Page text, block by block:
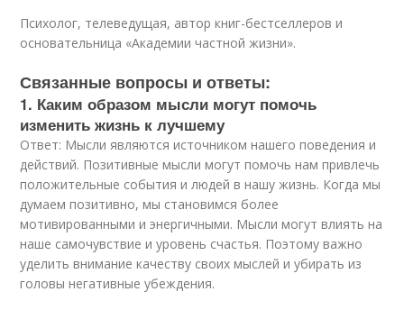
Психолог, телеведущая, автор книг-бестселлеров и
основательница «Академии частной жизни».
Связанные вопросы и ответы:
1. Каким образом мысли могут помочь
изменить жизнь к лучшему
Ответ: Мысли являются источником нашего поведения и
действий. Позитивные мысли могут помочь нам привлечь
положительные события и людей в нашу жизнь. Когда мы
думаем позитивно, мы становимся более
мотивированными и энергичными. Мысли могут влиять на
наше самочувствие и уровень счастья. Поэтому важно
уделить внимание качеству своих мыслей и убирать из
головы негативные убеждения.